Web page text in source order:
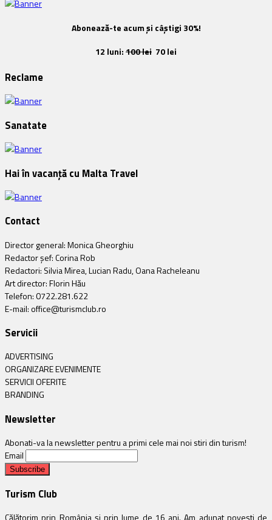
Abonează-te acum și câștigi 30%!
12 luni:100 lei 70 lei
Reclame
Sanatate
Hai în vacanță cu Malta Travel
Contact
Director general: Monica Gheorghiu
Redactor șef: Corina Rob
Redactori: Silvia Mirea, Lucian Radu, Oana Racheleanu
Art director: Florin Hău
Telefon: 0722.281.622
E-mail: office@turismclub.ro
Servicii
ADVERTISING
ORGANIZARE EVENIMENTE
SERVICII OFERITE
BRANDING
Newsletter
Abonati-va la newsletter pentru a primi cele mai noi stiri din turism!
Email
Turism Club
Călătorim prin România și prin lume de 16 ani. Am adunat povești de